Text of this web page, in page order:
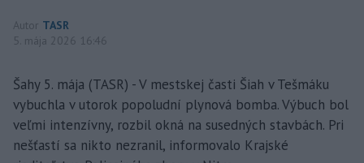
Autor TASR
5. mája 2026 16:46
Šahy 5. mája (TASR) - V mestskej časti Šiah v Tešmáku
vybuchla v utorok popoludní plynová bomba. Výbuch bol
veľmi intenzívny, rozbil okná na susedných stavbách. Pri
nešťastí sa nikto nezranil, informovalo Krajské